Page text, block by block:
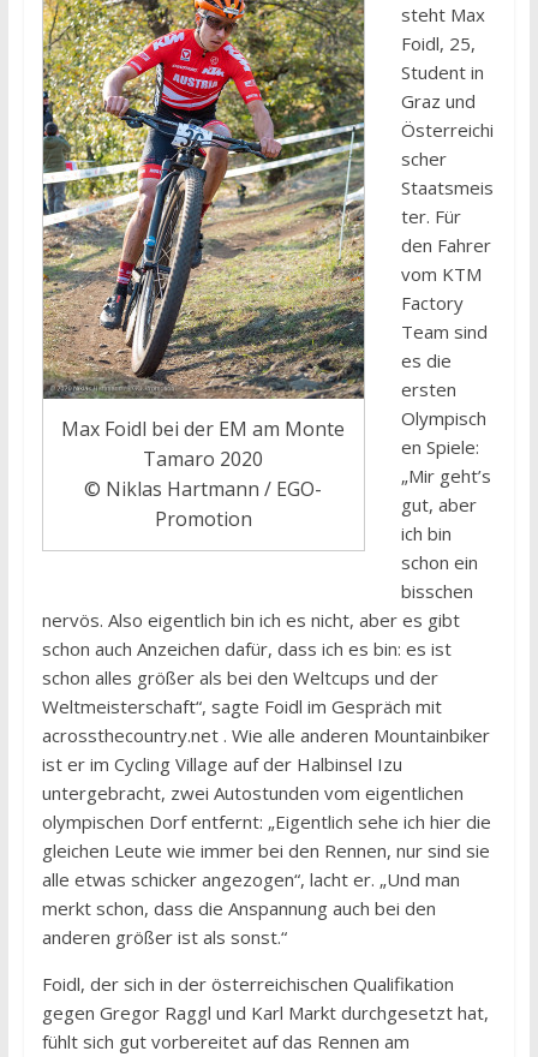
Max Foidl bei der EM am Monte
Tamaro 2020
© Niklas Hartmann / EGO-
Promotion
steht Max
Foidl, 25,
Student in
Graz und
Österreichi
scher
Staatsmeis
ter. Für
den Fahrer
vom KTM
Factory
Team sind
es die
ersten
Olympisch
en Spiele:
„Mir geht’s
gut, aber
ich bin
schon ein
bisschen
nervös. Also eigentlich bin ich es nicht, aber es gibt
schon auch Anzeichen dafür, dass ich es bin: es ist
schon alles größer als bei den Weltcups und der
Weltmeisterschaft“, sagte Foidl im Gespräch mit
acrossthecountry.net . Wie alle anderen Mountainbiker
ist er im Cycling Village auf der Halbinsel Izu
untergebracht, zwei Autostunden vom eigentlichen
olympischen Dorf entfernt: „Eigentlich sehe ich hier die
gleichen Leute wie immer bei den Rennen, nur sind sie
alle etwas schicker angezogen“, lacht er. „Und man
merkt schon, dass die Anspannung auch bei den
anderen größer ist als sonst.“
Foidl, der sich in der österreichischen Qualifikation
gegen Gregor Raggl und Karl Markt durchgesetzt hat,
fühlt sich gut vorbereitet auf das Rennen am